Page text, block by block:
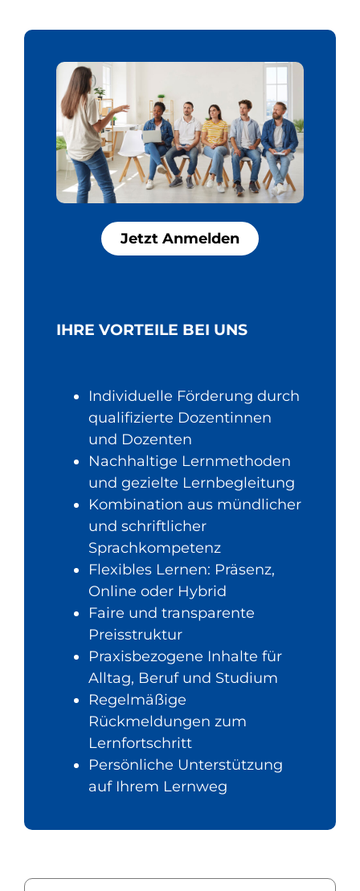
Jetzt Anmelden
IHRE VORTEILE BEI UNS
Individuelle Förderung durch
qualifizierte Dozentinnen
und Dozenten
Nachhaltige Lernmethoden
und gezielte Lernbegleitung
Kombination aus mündlicher
und schriftlicher
Sprachkompetenz
Flexibles Lernen: Präsenz,
Online oder Hybrid
Faire und transparente
Preisstruktur
Praxisbezogene Inhalte für
Alltag, Beruf und Studium
Regelmäßige
Rückmeldungen zum
Lernfortschritt
Persönliche Unterstützung
auf Ihrem Lernweg